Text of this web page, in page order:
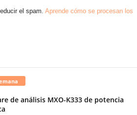
el spam. Aprende cómo se procesan los
de análisis MXO-K333 de potencia